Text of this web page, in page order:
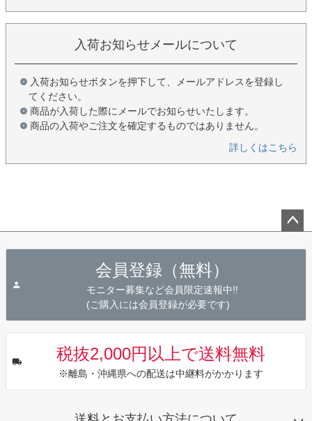
入荷お知らせメールについて
入荷お知らせボタンを押下して、メールアドレスを登録し
てください。
商品が入荷した際にメールでお知らせいたします。
商品の入荷やご注文を確定するものではありません。
詳しくはこちら
会員登録（無料）
モニター募集など会員限定速報中!!
(ご購入には会員登録が必要です)
税抜2,000円以上で送料無料
※離島・沖縄県への配送は中継料がかかります